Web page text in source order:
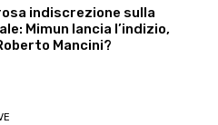
indiscrezione sulla
Mimun lancia l’indizio,
Mancini?